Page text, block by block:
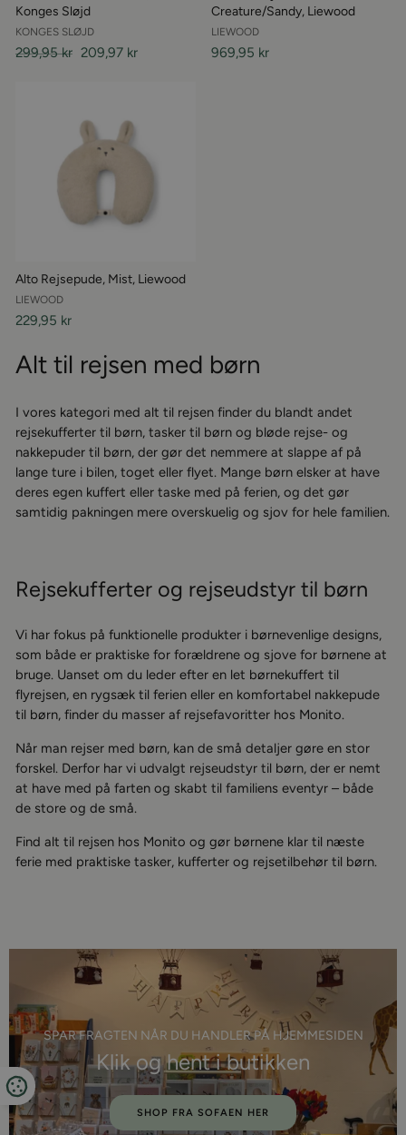
Konges Sløjd
KONGES SLØJD
Almindelige
299,95 kr Udsalgspris
209,97 kr
Creature/Sandy, Liewood
LIEWOOD
969,95 kr
Alto Rejsepude, Mist, Liewood
LIEWOOD
229,95 kr
Alt til rejsen med børn
I vores kategori med alt til rejsen finder du blandt andet
rejsekufferter til børn, tasker til børn og bløde rejse- og
nakkepuder til børn, der gør det nemmere at slappe af på
lange ture i bilen, toget eller flyet. Mange børn elsker at have
deres egen kuffert eller taske med på ferien, og det gør
samtidig pakningen mere overskuelig og sjov for hele familien.
Rejsekufferter og rejseudstyr til børn
Vi har fokus på funktionelle produkter i børnevenlige designs,
som både er praktiske for forældrene og sjove for børnene at
bruge. Uanset om du leder efter en let børnekuffert til
flyrejsen, en rygsæk til ferien eller en komfortabel nakkepude
til børn, finder du masser af rejsefavoritter hos Monito.
Når man rejser med børn, kan de små detaljer gøre en stor
forskel. Derfor har vi udvalgt rejseudstyr til børn, der er nemt
at have med på farten og skabt til familiens eventyr – både
de store og de små.
Find alt til rejsen hos Monito og gør børnene klar til næste
ferie med praktiske tasker, kufferter og rejsetilbehør til børn.
SPAR FRAGTEN NÅR DU HANDLER PÅ HJEMMESIDEN
Klik og hent i butikken
SHOP FRA SOFAEN HER